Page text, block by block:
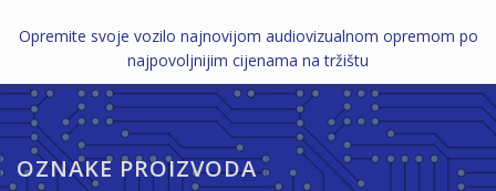
Opremite svoje vozilo najnovijom audiovizualnom opremom po
najpovoljnijim cijenama na tržištu
OZNAKE PROIZVODA